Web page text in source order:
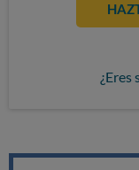
¿Eres